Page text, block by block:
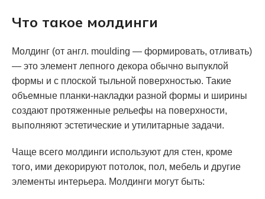
Что такое молдинги
Молдинг (от англ. moulding — формировать, отливать)
— это элемент лепного декора обычно выпуклой
формы и с плоской тыльной поверхностью. Такие
объемные планки-накладки разной формы и ширины
создают протяженные рельефы на поверхности,
выполняют эстетические и утилитарные задачи.
Чаще всего молдинги используют для стен, кроме
того, ими декорируют потолок, пол, мебель и другие
элементы интерьера. Молдинги могут быть: